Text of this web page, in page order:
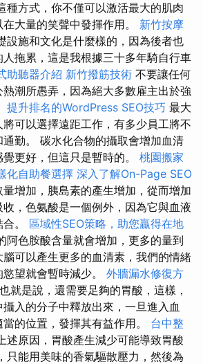
種方式，你不僅可以激活最大的肌肉
大量的笑聲中發揮作用。 新竹按摩
設施和文化是什麼樣的，因為後者也
拖累，這是我根據三十多年騎自行車
助聽器介紹 新竹撥筋技術 不要讓任何
潮所愚弄，因為絕大多數雇主出於強
提升排名的WordPress SEO技巧 最大
可以選擇遠距工作，有多少員工將不
勤。 碳水化合物的攝取會增加血清
更好，但這只是暫時的。 桃園搬家
化自助餐選擇 深入了解On-Page SEO
增加，胰島素的產生增加，從而增加
，色氨酸是一個例外，因為它與血液
。 區域性SEO策略，助您贏得在地
阿色胺酸含量就會增加，更多的量到
可以產生更多的血清素，我們的情緒
望就會暫時減少。 外牆漏水修復方
也就是說，還需要足夠的胃酸，這樣，
入的分子中釋放出來，一旦進入血
的位置，發揮其有益作用。 台中整
述原因，胃酸產生減少可能導致胃酸
只能用美味的香氣驅散壓力，然後為